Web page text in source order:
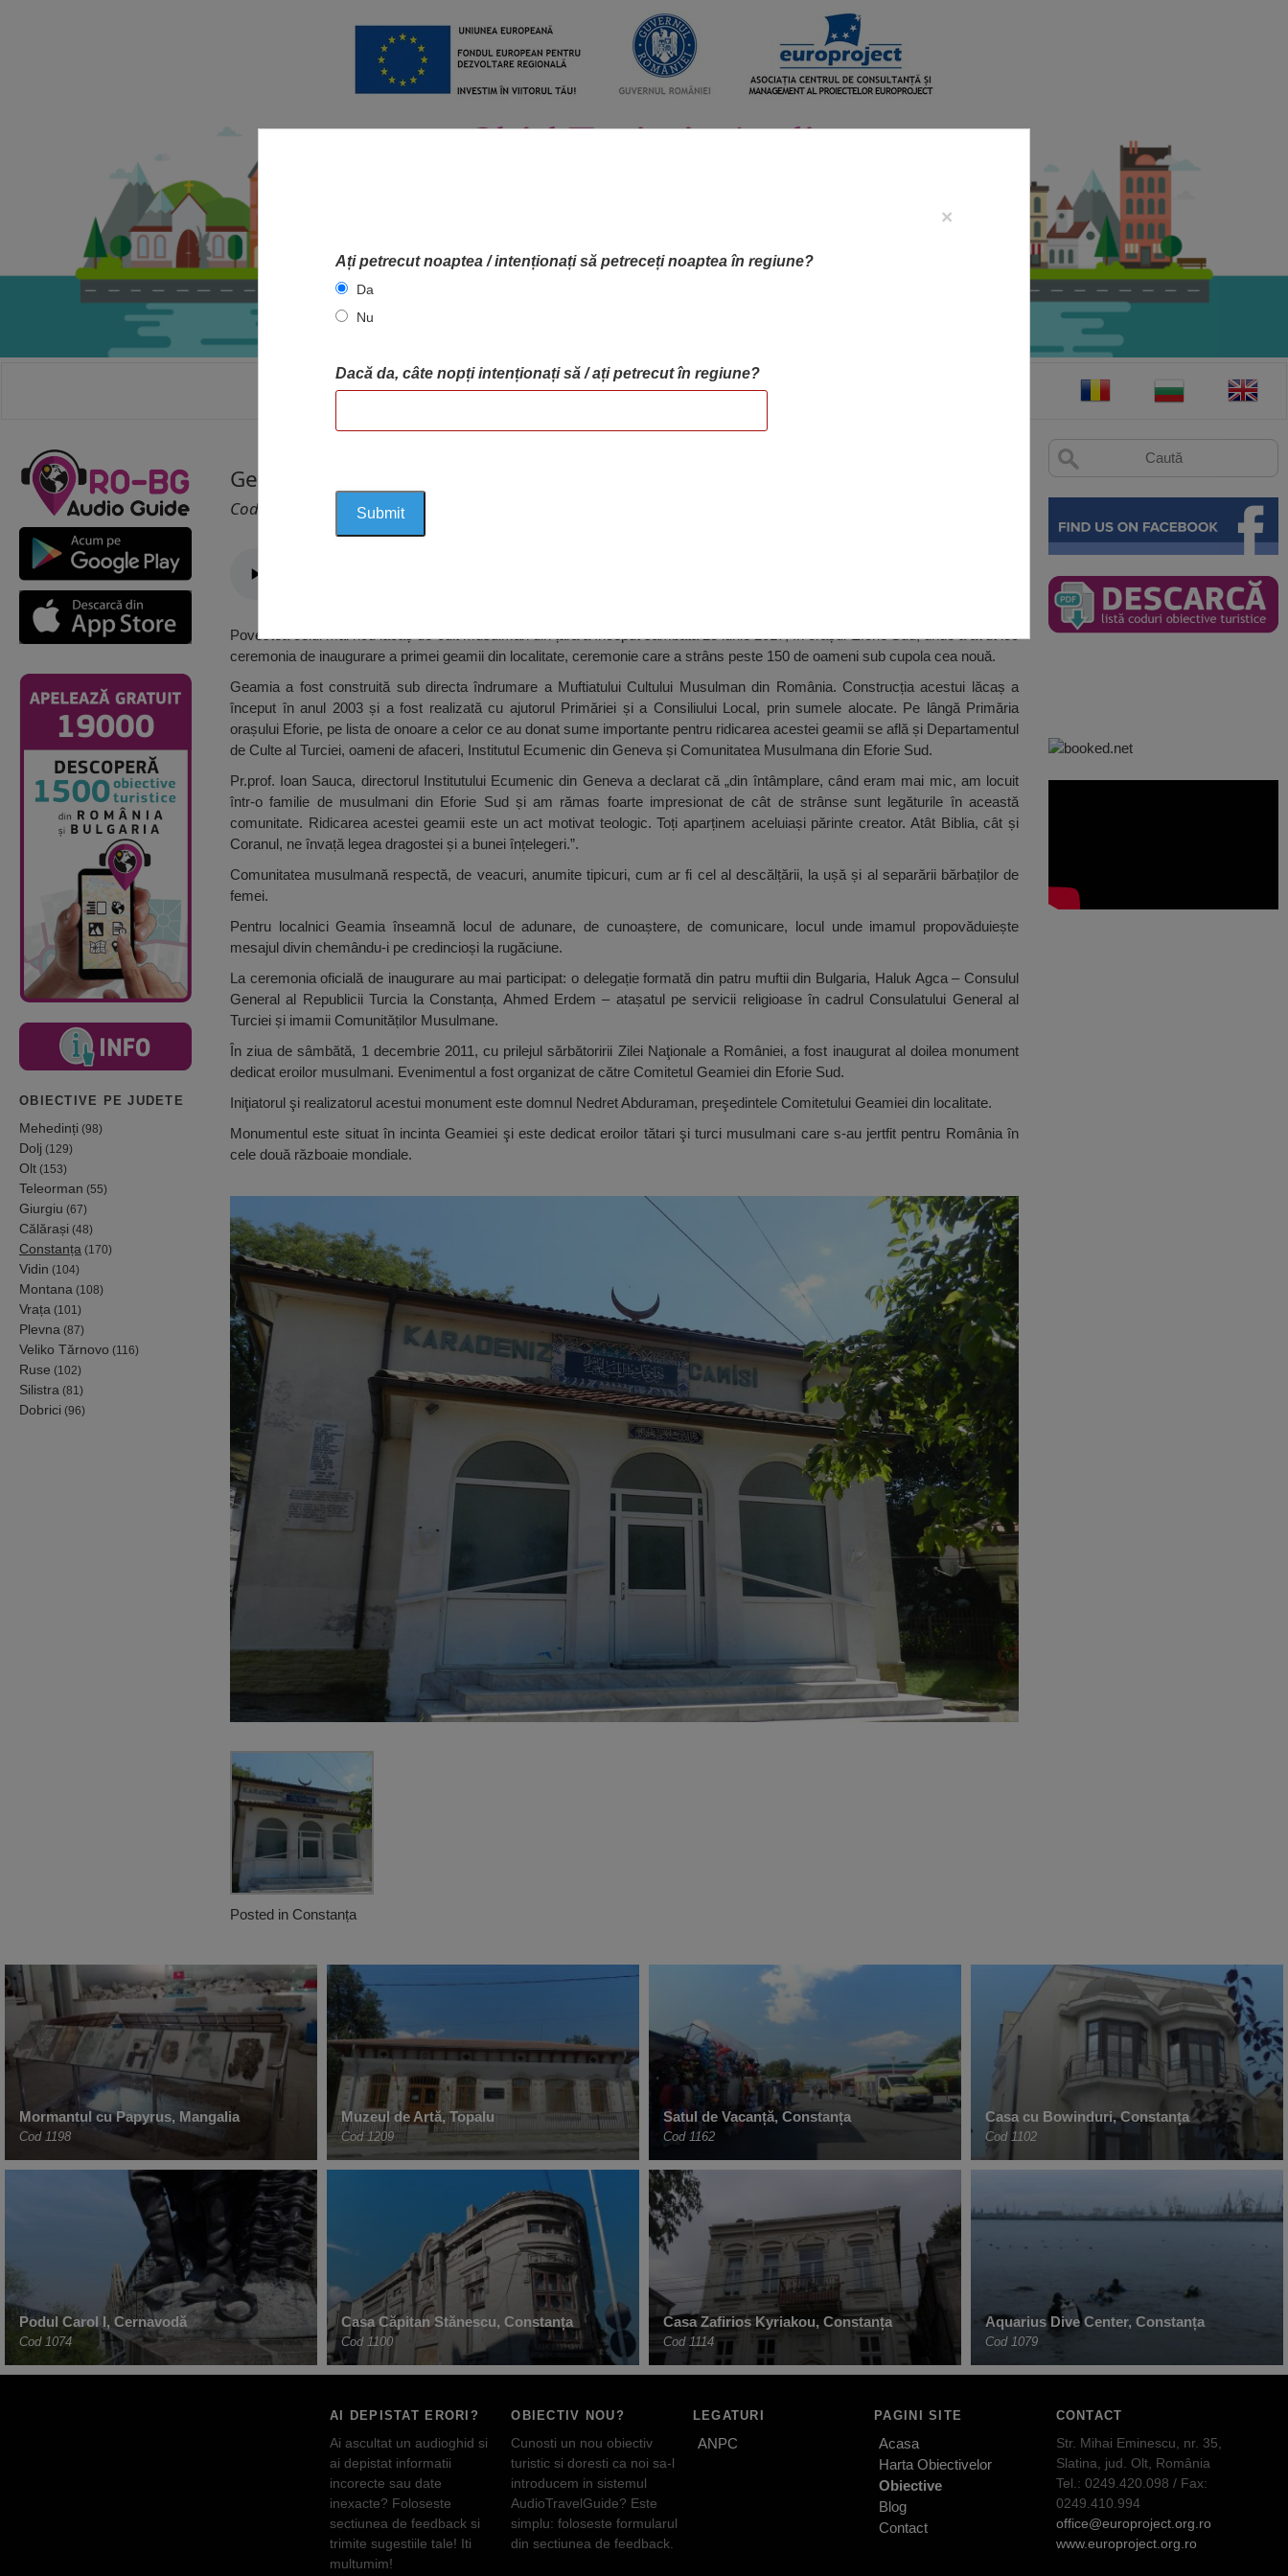
ACASA HARTA OBIECTIVELOR OBIECTIVE
OBIECTIVE PE JUDETE
Mehedinți (98)
Dolj (129)
Olt (153)
Teleorman (55)
Giurgiu (67)
Călărași (48)
Constanța (170)
Vidin (104)
Montana (108)
Vrața (101)
Plevna (87)
Veliko Tărnovo (116)
Ruse (102)
Silistra (81)
Dobrici (96)
Geamie Eforie Sud, Eforie Sud
Cod 1186
Povestea celui mai nou lăcaș de cult musulman din țară a început sâmbătă 23 iunie 2017, în orașul Eforie Sud, unde a avut loc
ceremonia de inaugurare a primei geamii din localitate, ceremonie care a strâns peste 150 de oameni sub cupola cea nouă.
Geamia a fost construită sub directa îndrumare a Muftiatului Cultului Musulman din România. Construcția acestui lăcaș a
început în anul 2003 și a fost realizată cu ajutorul Primăriei și a Consiliului Local, prin sumele alocate. Pe lângă Primăria
orașului Eforie, pe lista de onoare a celor ce au donat sume importante pentru ridicarea acestei geamii se află și Departamentul
de Culte al Turciei, oameni de afaceri, Institutul Ecumenic din Geneva și Comunitatea Musulmana din Eforie Sud.
Pr.prof. Ioan Sauca, directorul Institutului Ecumenic din Geneva a declarat că „din întâmplare, când eram mai mic, am locuit
într-o familie de musulmani din Eforie Sud și am rămas foarte impresionat de cât de strânse sunt legăturile în această
comunitate. Ridicarea acestei geamii este un act motivat teologic. Toți aparținem aceluiași părinte creator. Atât Biblia, cât și
Coranul, ne învață legea dragostei și a bunei înțelegeri.”.
Comunitatea musulmană respectă, de veacuri, anumite tipicuri, cum ar fi cel al descălțării, la ușă și al separării bărbaților de
femei.
Pentru localnici Geamia înseamnă locul de adunare, de cunoaștere, de comunicare, locul unde imamul propovăduiește
mesajul divin chemându-i pe credincioși la rugăciune.
La ceremonia oficială de inaugurare au mai participat: o delegație formată din patru muftii din Bulgaria, Haluk Agca – Consulul
General al Republicii Turcia la Constanța, Ahmed Erdem – atașatul pe servicii religioase în cadrul Consulatului General al
Turciei și imamii Comunităților Musulmane.
În ziua de sâmbătă, 1 decembrie 2011, cu prilejul sărbătoririi Zilei Naţionale a României, a fost inaugurat al doilea monument
dedicat eroilor musulmani. Evenimentul a fost organizat de către Comitetul Geamiei din Eforie Sud.
Iniţiatorul şi realizatorul acestui monument este domnul Nedret Abduraman, preşedintele Comitetului Geamiei din localitate.
Monumentul este situat în incinta Geamiei şi este dedicat eroilor tătari şi turci musulmani care s-au jertfit pentru România în
cele două războaie mondiale.
×
Ați petrecut noaptea / intenționați să petreceți noaptea în regiune?
Da
Nu
Dacă da, câte nopți intenționați să / ați petrecut în regiune?
Posted in Constanța
Mormantul cu Papyrus, Mangalia
Cod 1198
Muzeul de Artă, Topalu
Cod 1209
Satul de Vacanță, Constanța
Cod 1162
Casa cu Bowinduri, Constanța
Cod 1102
Podul Carol I, Cernavodă
Cod 1074
Casa Căpitan Stănescu, Constanța
Cod 1100
Casa Zafirios Kyriakou, Constanța
Cod 1114
Aquarius Dive Center, Constanța
Cod 1079
AI DEPISTAT ERORI?
Ai ascultat un audioghid si
ai depistat informatii
incorecte sau date
inexacte? Foloseste
sectiunea de feedback si
trimite sugestiile tale! Iti
multumim!
OBIECTIV NOU?
Cunosti un nou obiectiv
turistic si doresti ca noi sa-l
introducem in sistemul
AudioTravelGuide? Este
simplu: foloseste formularul
din sectiunea de feedback.
LEGATURI
ANPC
PAGINI SITE
Acasa
Harta Obiectivelor
Obiective
Blog
Contact
CONTACT
Str. Mihai Eminescu, nr. 35,
Slatina, jud. Olt, România
Tel.: 0249.420.098 / Fax:
0249.410.994
office@europroject.org.ro
www.europroject.org.ro